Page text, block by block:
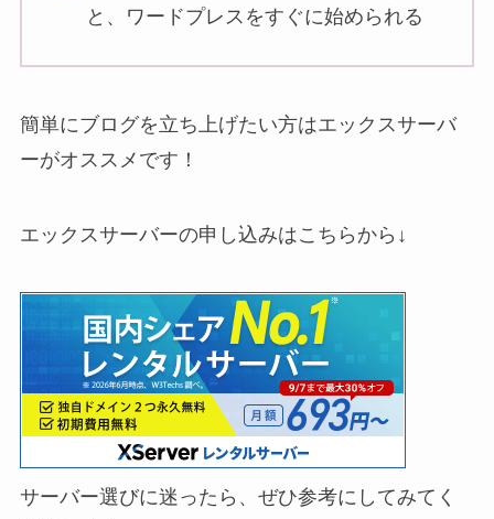
と、ワードプレスをすぐに始められる
簡単にブログを立ち上げたい方はエックスサーバ
ーがオススメです！
エックスサーバーの申し込みはこちらから↓
サーバー選びに迷ったら、ぜひ参考にしてみてく